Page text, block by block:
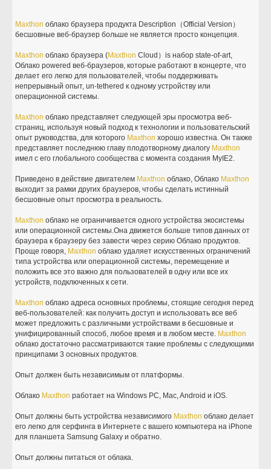
Maxthon облако браузера продукта Description（Official Version）
бесшовные веб-браузер больше не является просто концепция.
Maxthon облако браузера (Maxthon Cloud）is набор state-of-art,
Облако powered веб-браузеров, которые работают в концерте, что
делает его легко для пользователей, чтобы поддерживать
непрерывный опыт, un-tethered к одному устройству или
операционной системы.
Maxthon облако представляет следующей эры просмотра веб-
страниц, используя новый подход к технологии и пользовательский
опыт руководства, для которого Maxthon хорошо известна. Он также
представляет последнюю главу плодотворному диалогу Maxthon
имел с его глобального сообщества с момента создания MyIE2.
Приведено в действие двигателем Maxthon облако, Облако Maxthon
выходит за рамки других браузеров, чтобы сделать истинный
бесшовные опыт просмотра в реальность.
Maxthon облако не ограничивается одного устройства экосистемы
или операционной системы.Она движется больше типов данных от
браузера к браузеру без завести через серию Облако продуктов.
Проще говоря, Maxthon облако удаляет искусственных ограничений
типа устройства или операционной системы, перемещение и
положить все это важно для пользователей в одну или все их
устройств, подключенных к сети.
Maxthon облако адреса основных проблемы, стоящие сегодня перед
веб-пользователей: как получить доступ и использовать все веб
может предложить с различными устройствами в бесшовные и
унифицированный способ, любое время и в любом месте. Maxthon
облако достаточно рассматриваются такие проблемы с следующими
принципами 3 основных продуктов.
Опыт должен быть независимым от платформы.
Облако Maxthon работает на Windows PC, Mac, Android и iOS.
Опыт должны быть устройства независимого Maxthon облако делает
его легко для серфинга в Интернете с вашего компьютера на iPhone
для планшета Samsung Galaxy и обратно.
Опыт должны питаться от облака.